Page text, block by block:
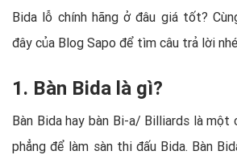
Bida lỗ chính hãng ở đâu giá tốt?
đây của Blog Sapo để tìm câu trả lời
1. Bàn Bida là gì?
Bàn Bida hay bàn Bi-a/ Billiards là một
phẳng để làm sàn thi đấu Bida. Bàn